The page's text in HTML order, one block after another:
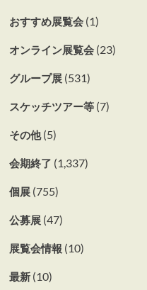
おすすめ展覧会(1)
オンライン展覧会(23)
グループ展(531)
スケッチツアー等(7)
その他(5)
会期終了 (1,337)
個展(755)
公募展(47)
展覧会情報 (10)
最新(10)